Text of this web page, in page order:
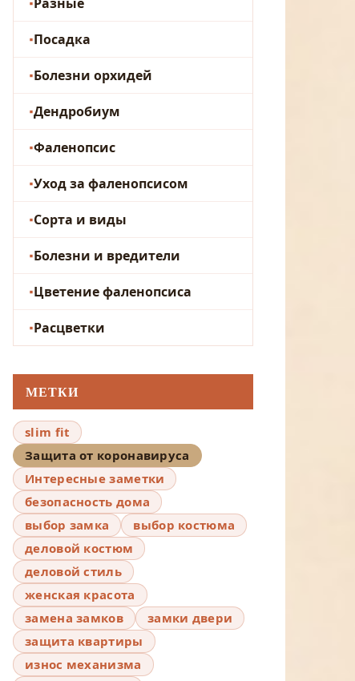
Посадка
Болезни орхидей
Дендробиум
Фаленопсис
Уход за фаленопсисом
Сорта и виды
Болезни и вредители
Цветение фаленопсиса
Расцветки
МЕТКИ
slim fit
Защита от коронавируса
Интересные заметки
безопасность дома
выбор замка
выбор костюма
деловой костюм
деловой стиль
женская красота
замена замков
замки двери
защита квартиры
износ механизма